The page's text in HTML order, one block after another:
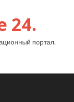
24.
портал.